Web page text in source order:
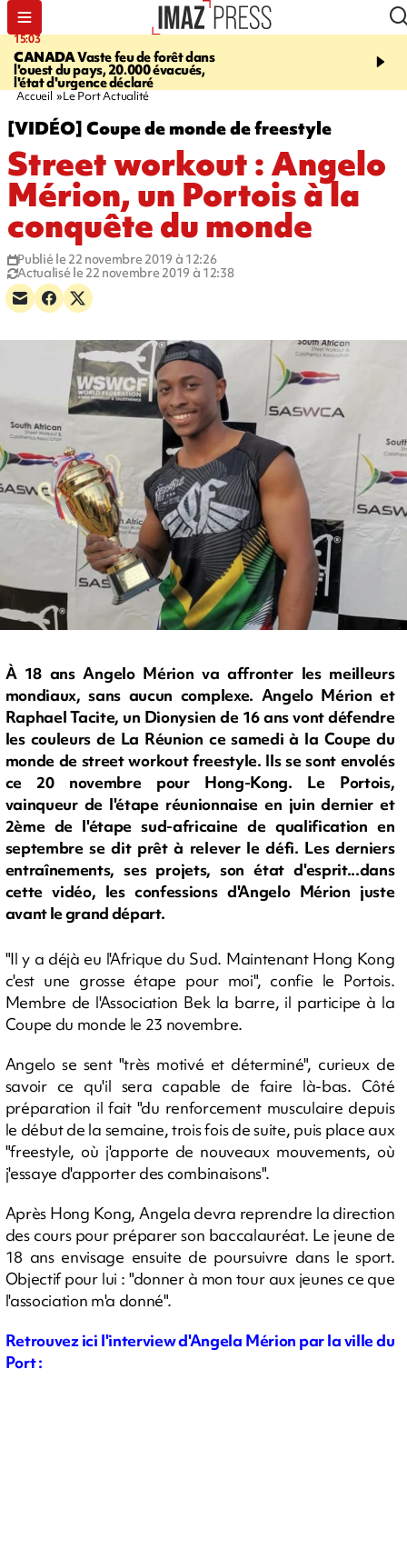
15:03
CANADAVaste feu de forêt dans
l'ouest du pays, 20.000 évacués,
l'état d'urgence déclaré
19:21
CONTRÔLES
end, 109 infractions
Accueil Le Port Actualité
[VIDÉO] Coupe de monde de freestyle
Street workout : Angelo
Mérion, un Portois à la
conquête du monde
Publié le 22 novembre 2019 à 12:26
Actualisé le 22 novembre 2019 à 12:38
À 18 ans Angelo Mérion va affronter les meilleurs
mondiaux, sans aucun complexe. Angelo Mérion et
Raphael Tacite, un Dionysien de 16 ans vont défendre
les couleurs de La Réunion ce samedi à la Coupe du
monde de street workout freestyle. Ils se sont envolés
ce 20 novembre pour Hong-Kong. Le Portois,
vainqueur de l'étape réunionnaise en juin dernier et
2ème de l'étape sud-africaine de qualification en
septembre se dit prêt à relever le défi. Les derniers
entraînements, ses projets, son état d'esprit...dans
cette vidéo, les confessions d'Angelo Mérion juste
avant le grand départ.
"Il y a déjà eu l'Afrique du Sud. Maintenant Hong Kong
c'est une grosse étape pour moi", confie le Portois.
Membre de l'Association Bek la barre, il participe à la
Coupe du monde le 23 novembre.
Angelo se sent "très motivé et déterminé", curieux de
savoir ce qu'il sera capable de faire là-bas. Côté
préparation il fait "du renforcement musculaire depuis
le début de la semaine, trois fois de suite, puis place aux
"freestyle, où j'apporte de nouveaux mouvements, où
j'essaye d'apporter des combinaisons".
Après Hong Kong, Angela devra reprendre la direction
des cours pour préparer son baccalauréat. Le jeune de
18 ans envisage ensuite de poursuivre dans le sport.
Objectif pour lui : "donner à mon tour aux jeunes ce que
l'association m'a donné".
Retrouvez ici l'interview d'Angela Mérion par la ville du
Port :